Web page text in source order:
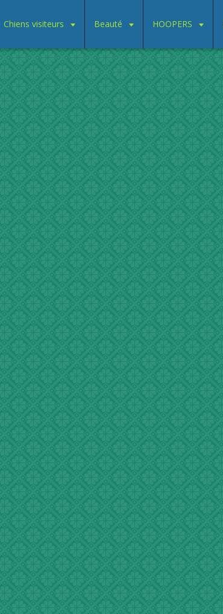
Chiens visiteurs Beauté HOOPERS